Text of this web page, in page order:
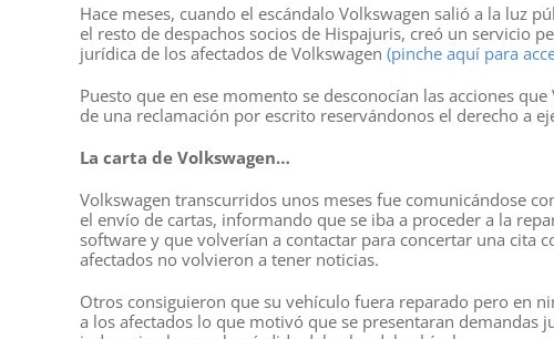
Hace meses, cuando el escándalo Volkswagen salió a la luz
el resto de despachos socios de Hispajuris, creó un servicio
jurídica de los afectados de Volkswagen (pinche aquí para
Puesto que en ese momento se desconocían las acciones
de una reclamación por escrito reservándonos el derecho a
La carta de Volkswagen…
Volkswagen transcurridos unos meses fue comunicándose
el envío de cartas, informando que se iba a proceder a la
software y que volverían a contactar para concertar una cita
afectados no volvieron a tener noticias.
Otros consiguieron que su vehículo fuera reparado pero en
a los afectados lo que motivó que se presentaran demandas